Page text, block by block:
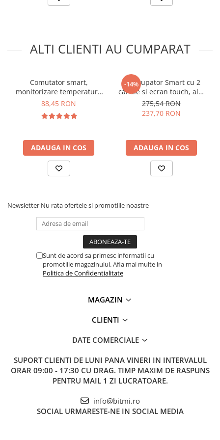
temperatura/umiditate,
Model: THS01
Tip conector:RJ11 4P4C
Temperatura de lucru:-40°C / +85°C
Interval de masurare a umiditatii:
0-100% RH
Compatibilitate:
Sonoff THR320D TH Elite
1x Senzor de temperatura si umiditate cu conector RJ11,
Sonoff THS01
ALTI CLIENTI AU CUMPARAT
Comutator smart,
monitorizare temperatura
si umiditate, WiFi, Sonoff
88,45 RON
ADAUGA IN COS
-14%
Intrerupator Smart cu 2
canale si ecran touch, alb,
Sonoff NSPanel
275,54 RON
237,70 RON
ADAUGA IN COS
Newsletter Nu rata ofertele si promotiile noastre
Sunt de acord sa primesc informatii cu
promotiile magazinului. Afla mai multe in
Politica de Confidentialitate
MAGAZIN
CLIENTI
DATE COMERCIALE
SUPORT CLIENTI DE LUNI PANA VINERI IN INTERVALUL
ORAR 09:00 - 17:30 CU DRAG. TIMP MAXIM DE RASPUNS
PENTRU MAIL 1 ZI LUCRATOARE.
info@bitmi.ro
SOCIAL URMARESTE-NE IN SOCIAL MEDIA